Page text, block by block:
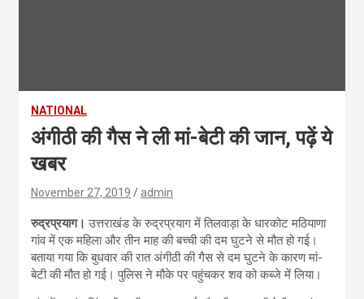
NATIONAL
अंगीठी की गैस ने ली मां-बेटी की जान, पढ़ें ये
खबर
November 27, 2019 admin
रुद्रप्रयाग। उत्तराखंड के रुद्रप्रयाग में तिलवाड़ा के धारकोट मठियाणा
गांव में एक महिला और तीन माह की बच्ची की दम घुटने से मौत हो गई।
बताया गया कि बुधवार की रात अंगीठी की गैस से दम घुटने के कारण मां-
बेटी की मौत हो गई। पुलिस ने मौके पर पहुंचकर शव को कब्जे में लिया।